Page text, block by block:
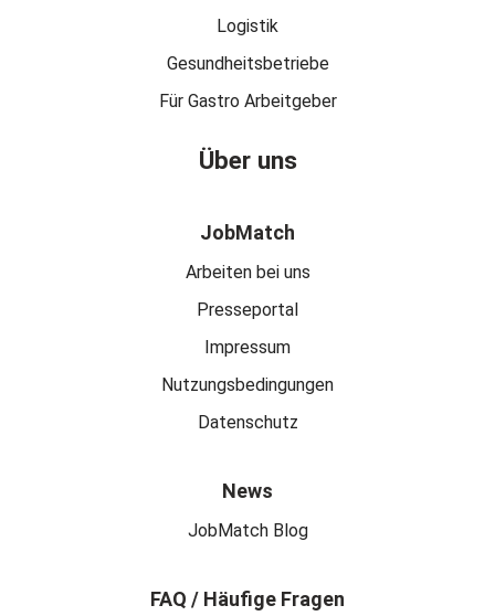
Logistik
Gesundheitsbetriebe
Für Gastro Arbeitgeber
Über uns
JobMatch
Arbeiten bei uns
Presseportal
Impressum
Nutzungsbedingungen
Datenschutz
News
JobMatch Blog
FAQ / Häufige Fragen